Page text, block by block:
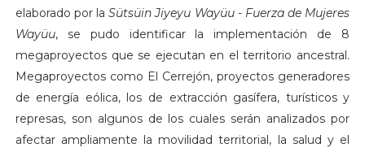
elaborado por laSütsüin Jiyeyu Wayüu - Fuerza de Mujeres
Wayüu, se pudo identificar la implementación de 8
megaproyectos que se ejecutan en el territorio ancestral.
Megaproyectos como El Cerrejón, proyectos generadores
de energía eólica, los de extracción gasífera, turísticos y
represas, son algunos de los cuales serán analizados por
afectar ampliamente la movilidad territorial, la salud y el